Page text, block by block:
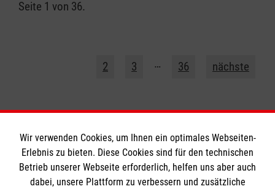
Seite 1 von 36.
2 3 … 36 nächste
Informationen
Wir verwenden Cookies, um Ihnen ein optimales Webseiten-
Erlebnis zu bieten. Diese Cookies sind für den technischen
Betrieb unserer Webseite erforderlich, helfen uns aber auch
dabei, unsere Plattform zu verbessern und zusätzliche